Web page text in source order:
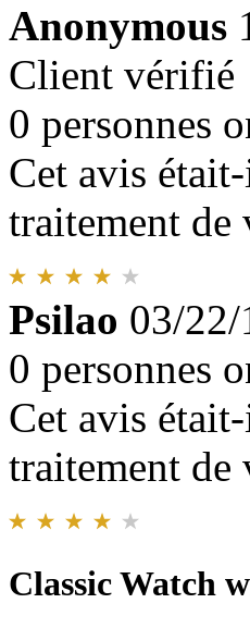
Anonymous
Client vérifié
0 personnes
Cet avis
traitement de
Psilao 03/22/
0 personnes
Cet avis
traitement de
Classic Watch